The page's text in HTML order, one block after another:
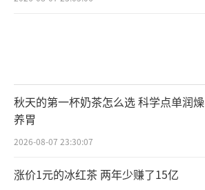
秋天的第一杯奶茶怎么选 科学点单润燥
养胃
2026-08-07 23:30:07
涨价1元的冰红茶 两年少赚了15亿